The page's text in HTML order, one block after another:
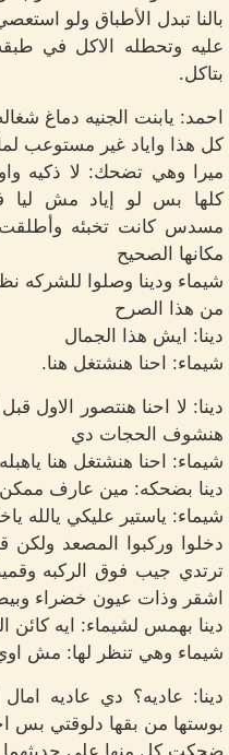
بالنا تبدل الأطباق ولو
عليه وتحطله الاكل في
بتاكل.
احمد: يابنت الجنيه دماغ
كل هذا واياد غير مستوعب لما
ميرا وهي تضحك: لا ذكيه
كلها بس لو إياد مش
مسدس كانت تخبئه
مكانها الصحيح
شيماء ودينا وصلوا للشركه
من هذا الصرح
دينا: ايش هذا الجمال
شيماء: احنا هنشتغل هنا.
دينا: لا احنا هنتصور
هنشوف الحجات دي
شيماء: احنا هنشتغل هنا ياهبله
دينا بضحكه: مين عارف
شيماء: ياستير عليكي يالله
دخلوا وركبوا المصعد
ترتدي جيب فوق الركبه
اشقر وذات عيون خضراء
دينا بهمس لشيماء: ايه كائن
شيماء وهي تنظر لها: مش
دينا: عاديه؟ دي عاديه امال
بوستها من بقها دلوقتي